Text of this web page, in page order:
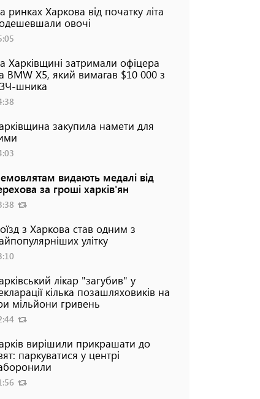
ринках Харкова від початку літа
овочі
Харківщині затримали офіцера
BMW Х5, який вимагав $10 000 з
шника
закупила намети для
видають медалі від
за гроші харків'ян
з Харкова став одним з
улітку
лікар "загубив" у
кілька позашляховиків на
мільйони гривень
вирішили прикрашати до
паркуватися у центрі